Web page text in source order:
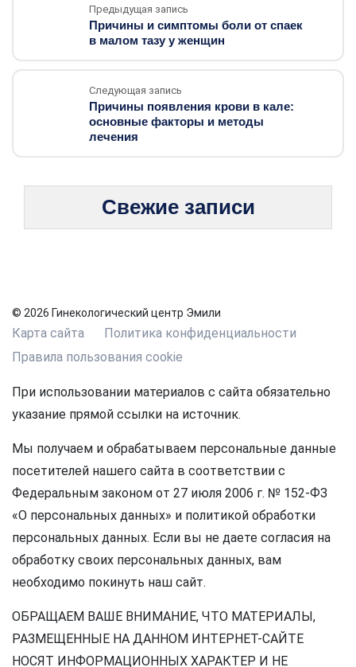
Предыдущая запись
Причины и симптомы боли от спаек
в малом тазу у женщин
Следующая запись
Причины появления крови в кале:
основные факторы и методы
лечения
Свежие записи
© 2026 Гинекологический центр Эмили
Карта сайта
Политика конфиденциальности
Правила пользования cookie
При использовании материалов с сайта обязательно
указание прямой ссылки на источник.
Мы получаем и обрабатываем персональные данные
посетителей нашего сайта в соответствии с
Федеральным законом от 27 июля 2006 г. № 152-ФЗ
«О персональных данных» и политикой обработки
персональных данных. Если вы не даете согласия на
обработку своих персональных данных, вам
необходимо покинуть наш сайт.
ОБРАЩАЕМ ВАШЕ ВНИМАНИЕ, ЧТО МАТЕРИАЛЫ,
РАЗМЕЩЕННЫЕ НА ДАННОМ ИНТЕРНЕТ-САЙТЕ
НОСЯТ ИНФОРМАЦИОННЫХ ХАРАКТЕР И НЕ